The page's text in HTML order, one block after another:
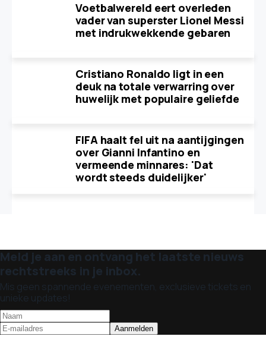
Voetbalwereld eert overleden
vader van superster Lionel Messi
met indrukwekkende gebaren
Cristiano Ronaldo ligt in een
deuk na totale verwarring over
huwelijk met populaire geliefde
FIFA haalt fel uit na aantijgingen
over Gianni Infantino en
vermeende minnares: 'Dat
wordt steeds duidelijker'
Meld je aan en ontvang het laatste nieuws
rechtstreeks in je inbox.
Mis geen spannende evenementen, exclusieve tickets en
unieke updates!